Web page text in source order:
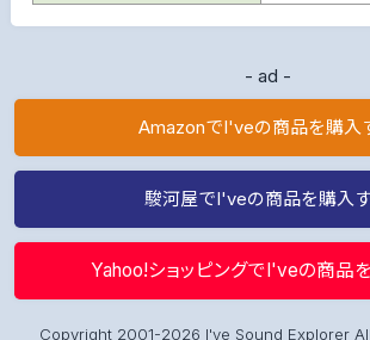
- ad -
AmazonでI'veの商品を購入
駿河屋でI'veの商品を購入
Yahoo!ショッピングでI'veの商品
Copyright 2001-2026 I've Sound Explorer